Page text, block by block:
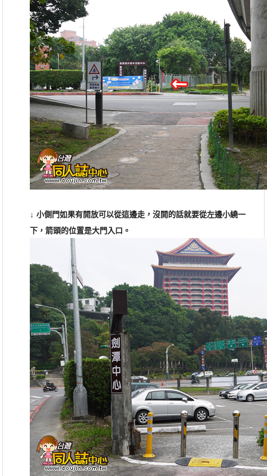
↓小側門如果有開放可以從這邊走，沒開的話就要從左邊小繞一
下，箭頭的位置是大門入口 。